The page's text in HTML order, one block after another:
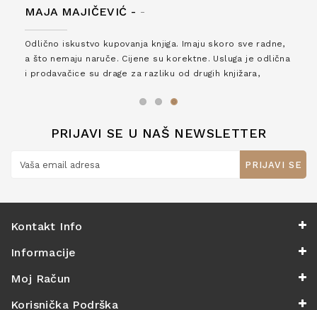
MAJA MAJIČEVIĆ - -
Odlično iskustvo kupovanja knjiga. Imaju skoro sve radne,
a što nemaju naruče. Cijene su korektne. Usluga je odlična
i prodavačice su drage za razliku od drugih knjižara,
PRIJAVI SE U NAŠ NEWSLETTER
PRIJAVI SE
Kontakt Info
Informacije
Moj Račun
Korisnička Podrška